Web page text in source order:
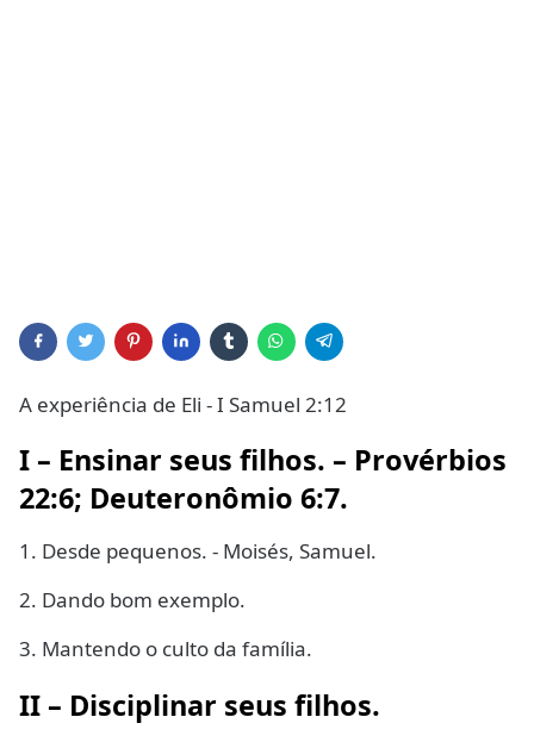
A experiência de Eli - I Samuel 2:12
I – Ensinar seus filhos. – Provérbios
22:6; Deuteronômio 6:7.
1. Desde pequenos. - Moisés, Samuel.
2. Dando bom exemplo.
3. Mantendo o culto da família.
II – Disciplinar seus filhos.